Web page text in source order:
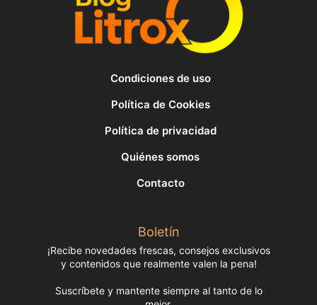
Condiciones de uso
Política de Cookies
Política de privacidad
Quiénes somos
Contacto
Boletín
¡Recibe novedades frescas, consejos exclusivos
y contenidos que realmente valen la pena!
Suscríbete y mantente siempre al tanto de lo